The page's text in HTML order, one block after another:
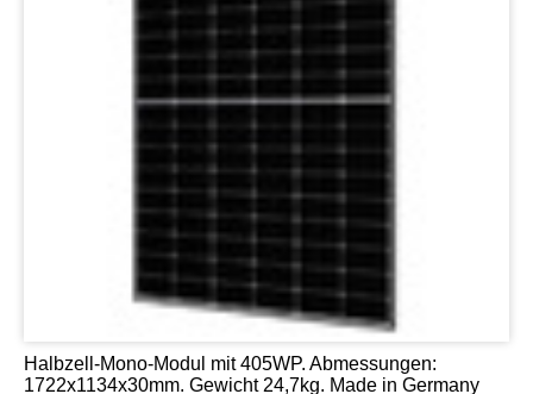
Halbzell-Mono-Modul mit 405WP. Abmessungen:
1722x1134x30mm. Gewicht 24,7kg. Made in Germany